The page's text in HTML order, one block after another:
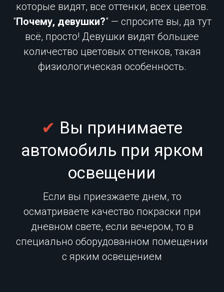
которые видят, все оттенки, всех цветов.
"Почему, девушки?" — спросите вы, да тут
всё, просто! Девушки видят большее
количество цветовых оттенков, такая
физиологическая особенность.
✔ Вы принимаете
автомобиль при ярком
освещении
Если вы приезжаете днем, то
осматриваете качество покраски при
дневном свете, если вечером, то в
специально оборудованном помещении
с ярким освещением